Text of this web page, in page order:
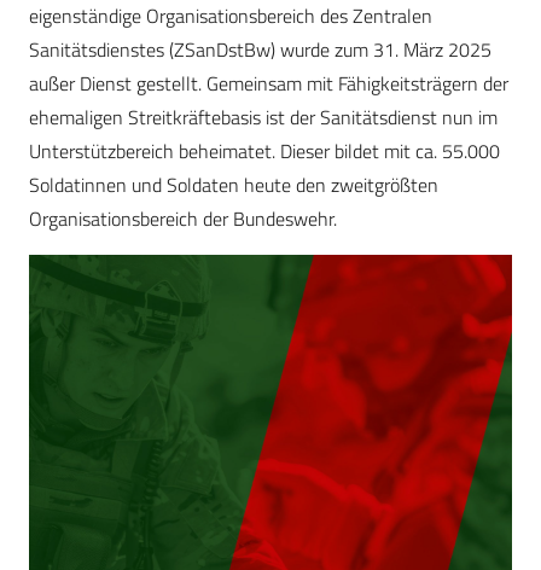
eigenständige Organisationsbereich des Zentralen
Sanitätsdienstes (ZSanDstBw) wurde zum 31. März 2025
außer Dienst gestellt. Gemeinsam mit Fähigkeitsträgern der
ehemaligen Streitkräftebasis ist der Sanitätsdienst nun im
Unterstützbereich beheimatet. Dieser bildet mit ca. 55.000
Soldatinnen und Soldaten heute den zweitgrößten
Organisationsbereich der Bundeswehr.